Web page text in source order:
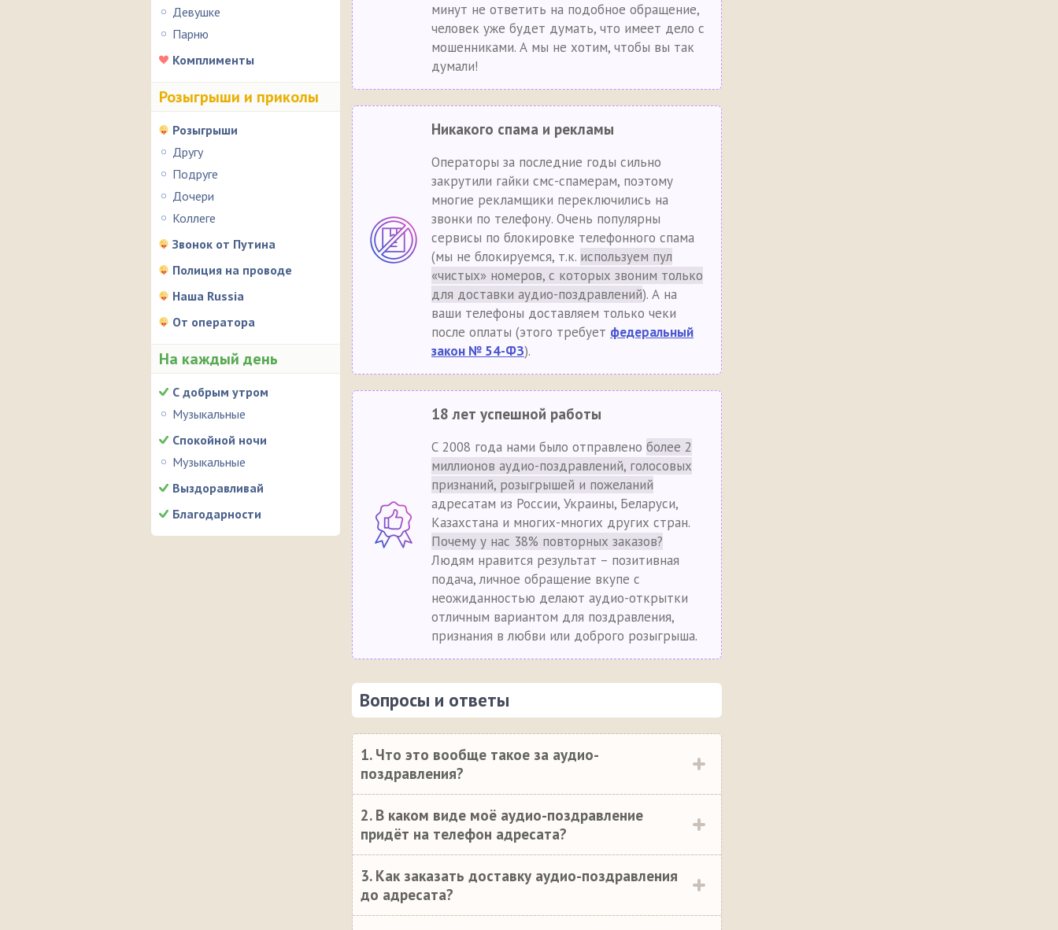
Девушке
Парню
Комплименты
Розыгрыши и приколы
Розыгрыши
Другу
Подруге
Дочери
Коллеге
Звонок от Путина
Полиция на проводе
Наша Russia
От оператора
На каждый день
С добрым утром
Музыкальные
Спокойной ночи
Музыкальные
Выздоравливай
Благодарности
минут не ответить на подобное обращение,
человек уже будет думать, что имеет дело с
мошенниками. А мы не хотим, чтобы вы так
думали!
Никакого спама и рекламы
Операторы за последние годы сильно
закрутили гайки смс-спамерам, поэтому
многие рекламщики переключились на
звонки по телефону. Очень популярны
сервисы по блокировке телефонного спама
(мы не блокируемся, т.к. используем пул
«чистых» номеров, с которых звоним только
для доставки аудио-поздравлений). А на
ваши телефоны доставляем только чеки
после оплаты (этого требует федеральный
закон № 54-ФЗ).
18 лет успешной работы
С 2008 года нами было отправлено более 2
миллионов аудио-поздравлений, голосовых
признаний, розыгрышей и пожеланий
адресатам из России, Украины, Беларуси,
Казахстана и многих-многих других стран.
Почему у нас 38% повторных заказов?
Людям нравится результат – позитивная
подача, личное обращение вкупе с
неожиданностью делают аудио-открытки
отличным вариантом для поздравления,
признания в любви или доброго розыгрыша.
Вопросы и ответы
1. Что это вообще такое за аудио-
поздравления?
2. В каком виде моё аудио-поздравление
придёт на телефон адресата?
3. Как заказать доставку аудио-поздравления
до адресата?